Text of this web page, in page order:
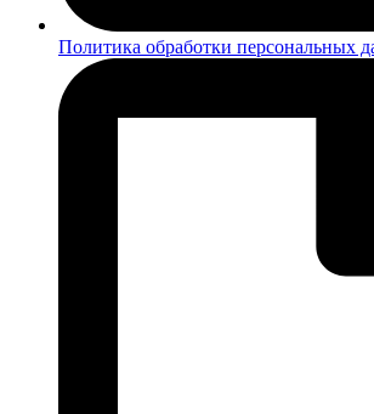
Политика обработки персональных